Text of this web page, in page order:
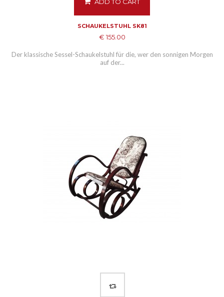
SCHAUKELSTUHL SK81
€ 155.00
Der klassische Sessel-Schaukelstuhl für die, wer den sonnigen Morgen
auf der...